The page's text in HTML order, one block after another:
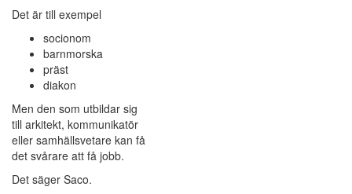
Det är till exempel
socionom
barnmorska
präst
diakon
Men den som utbildar sig
till arkitekt, kommunikatör
eller samhällsvetare kan få
det svårare att få jobb.
Det säger Saco.